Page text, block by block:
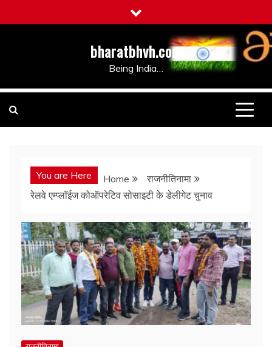
to
bharatbhvh.com
Being India…
You are Here Home
राजनीतिनामा
रेलवे एम्प्लॉईज कोऑपरेटिव सोसाइटी के डेलीगेट चुनाव